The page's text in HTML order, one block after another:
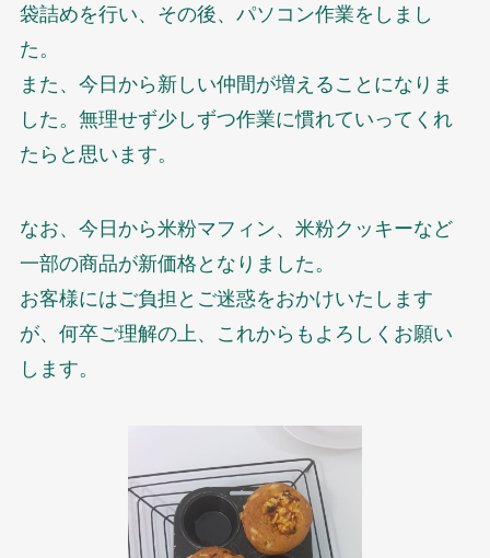
袋詰めを行い、その後、パソコン作業をしまし
た。
また、今日から新しい仲間が増えることになりま
した。無理せず少しずつ作業に慣れていってくれ
たらと思います。
なお、今日から米粉マフィン、米粉クッキーなど
一部の商品が新価格となりました。
お客様にはご負担とご迷惑をおかけいたします
が、何卒ご理解の上、これからもよろしくお願い
します。